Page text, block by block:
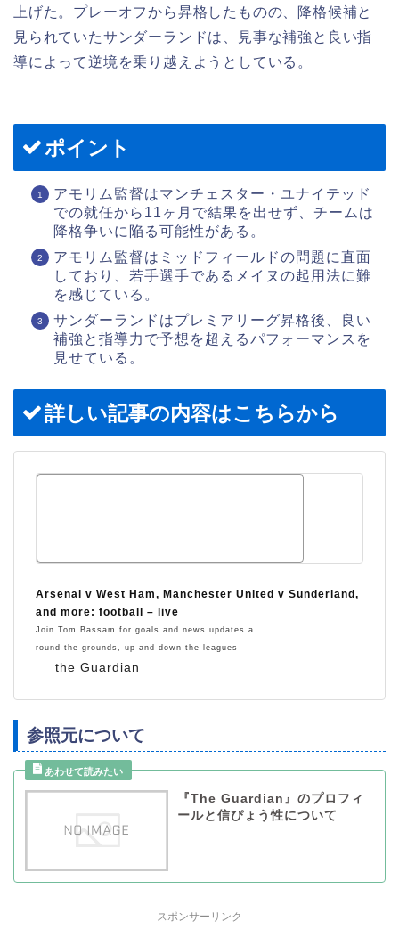
上げた。プレーオフから昇格したものの、降格候補と
見られていたサンダーランドは、見事な補強と良い指
導によって逆境を乗り越えようとしている。
ポイント
アモリム監督はマンチェスター・ユナイテッド
での就任から11ヶ月で結果を出せず、チームは
降格争いに陥る可能性がある。
アモリム監督はミッドフィールドの問題に直面
しており、若手選手であるメイヌの起用法に難
を感じている。
サンダーランドはプレミアリーグ昇格後、良い
補強と指導力で予想を超えるパフォーマンスを
見せている。
詳しい記事の内容はこちらから
the Guardian
Arsenal v West Ham, Manchester United v Sunderland,
and more: football – live
Join Tom Bassam for goals and news updates a
round the grounds, up and down the leagues
参照元について
『The Guardian』のプロフィ
ールと信ぴょう性について
スポンサーリンク